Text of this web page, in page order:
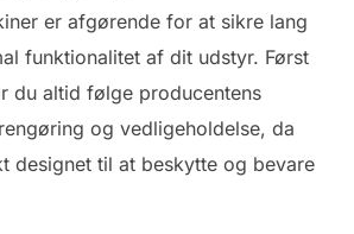
er afgørende for at sikre lang
funktionalitet af dit udstyr. Først
du altid følge producentens
og vedligeholdelse, da
designet til at beskytte og bevare